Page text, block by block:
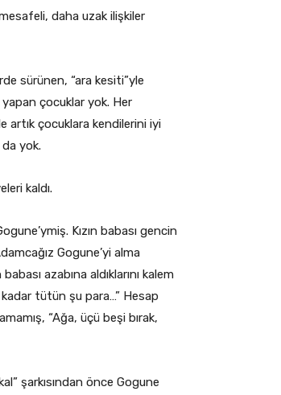
daha uzak ilişkiler
sürünen, “ara kesiti”yle
çocuklar yok. Her
artık çocuklara kendilerini iyi
yok.
kaldı.
Kızın babası gencin
Gogune’yi alma
azabına aldıklarını kalem
tütün şu para…” Hesap
“Ağa, üçü beşi bırak,
şarkısından önce Gogune